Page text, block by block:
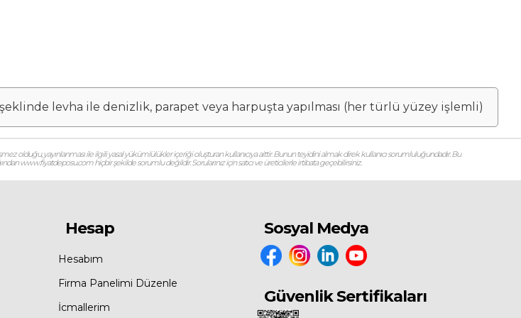
levha ile denizlik, parapet veya harpuşta yapılması (her türlü yüzey işlemli)
olduğu, yayınlanması ile ilgili yasal yükümlülükler içeriği oluşturan kullanıcıya aittir. Bunun teyidini almak direk kullanıcı sorumluluğundadır. Bu
www.fiyatdeposu.com hiçbir şekilde sorumlu değildir. Sorularınız için satıcı ve üreticilerle irtibata geçebilirsiniz.
Hesap
Hesabım
Firma Panelimi Düzenle
İcmallerim
Sosyal Medya
Güvenlik Sertifikaları